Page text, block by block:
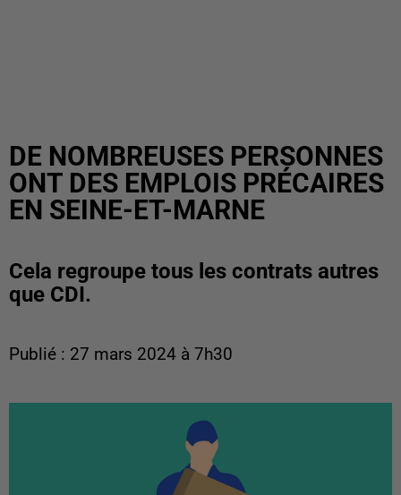
DE NOMBREUSES PERSONNES
ONT DES EMPLOIS PRÉCAIRES
EN SEINE-ET-MARNE
Cela regroupe tous les contrats autres
que CDI.
Publié : 27 mars 2024 à 7h30